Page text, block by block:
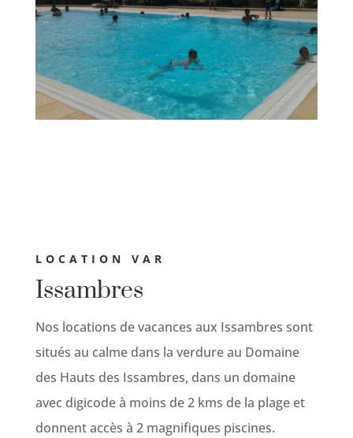
LOCATION VAR
Issambres
Nos locations de vacances aux Issambres sont
situés au calme dans la verdure au Domaine
des Hauts des Issambres, dans un domaine
avec digicode à moins de 2 kms de la plage et
donnent accès à 2 magnifiques piscines.